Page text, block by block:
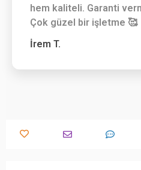
hem kaliteli. Garanti
Çok güzel bir işletme 🥰
İrem T.